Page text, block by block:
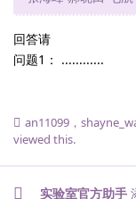
回答请
问题1： ............
an11099 ，
viewed this.
实验室官方助手